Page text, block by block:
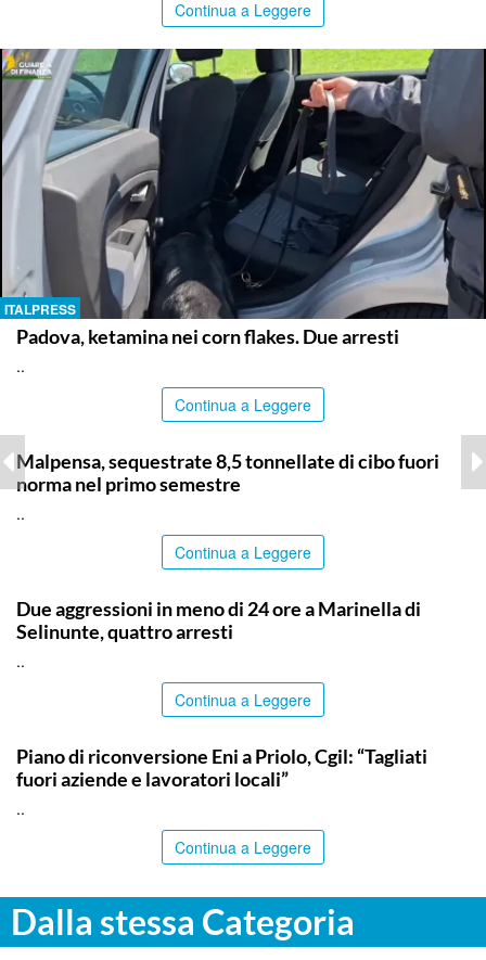
Continua a Leggere
ITALPRESS
Padova, ketamina nei corn flakes. Due arresti
..
Continua a Leggere
ITALPRESS
Malpensa, sequestrate 8,5 tonnellate di cibo fuori
norma nel primo semestre
..
Continua a Leggere
Due aggressioni in meno di 24 ore a Marinella di
Selinunte, quattro arresti
..
Continua a Leggere
Piano di riconversione Eni a Priolo, Cgil: “Tagliati
fuori aziende e lavoratori locali”
..
Continua a Leggere
Dalla stessa Categoria
ITALPRESS